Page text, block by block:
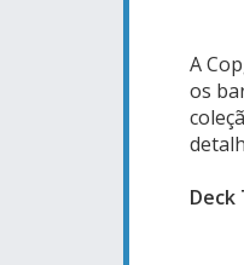
A
os
Deck